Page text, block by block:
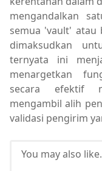
mengandalkan
semua 'vault' atau
dimaksudkan
ternyata ini
menargetkan
secara efektif
mengambil alih
validasi pengirim
You may also